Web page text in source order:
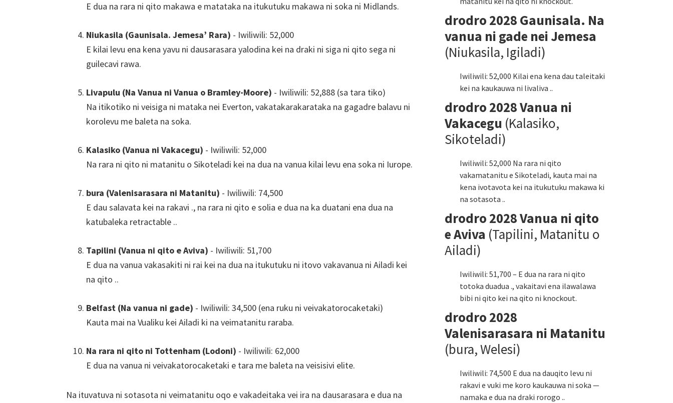
E dua na rara ni qito makawa e matataka na itukutuku makawa ni soka ni Midlands.
Niukasila (Gaunisala. Jemesa’ Rara) - Iwiliwili: 52,000
E kilai levu ena kena yavu ni dausarasara yalodina kei na draki ni siga ni qito sega ni
guilecavi rawa.
Livapulu (Na Vanua ni Vanua o Bramley-Moore) - Iwiliwili: 52,888 (sa tara tiko)
Na itikotiko ni veisiga ni mataka nei Everton, vakatakarakarataka na gagadre balavu ni
korolevu me baleta na soka.
Kalasiko (Vanua ni Vakacegu) - Iwiliwili: 52,000
Na rara ni qito ni matanitu o Sikoteladi kei na dua na vanua kilai levu ena soka ni Iurope.
bura (Valenisarasara ni Matanitu) - Iwiliwili: 74,500
E dau salavata kei na rakavi ., na rara ni qito e solia e dua na ka duatani ena dua na
katubaleka retractable ..
Tapilini (Vanua ni qito e Aviva) - Iwiliwili: 51,700
E dua na vanua vakasakiti ni rai kei na dua na itukutuku ni itovo vakavanua ni Ailadi kei
na qito ..
Belfast (Na vanua ni gade) - Iwiliwili: 34,500 (ena ruku ni veivakatorocaketaki)
Kauta mai na Vualiku kei Ailadi ki na veimatanitu raraba.
Na rara ni qito ni Tottenham (Lodoni) - Iwiliwili: 62,000
E dua na vanua ni veivakatorocaketaki e tara me baleta na veisisivi elite.
Na ituvatuva ni sotasota ni veimatanitu oqo e vakadeitaka vei ira na dausarasara e dua na
drodro 2028 Gaunisala. Na
vanua ni gade nei Jemesa
(Niukasila, Igiladi)
Iwiliwili: 52,000 Kilai ena kena dau taleitaki
kei na kaukauwa ni livaliva ..
drodro 2028 Vanua ni
Vakacegu (Kalasiko,
Sikoteladi)
Iwiliwili: 52,000 Na rara ni qito
vakamatanitu e Sikoteladi, kauta mai na
kena ivotavota kei na itukutuku makawa ki
na sotasota ..
drodro 2028 Vanua ni qito
e Aviva (Tapilini, Matanitu o
Ailadi)
Iwiliwili: 51,700 – E dua na rara ni qito
totoka duadua ., vakaitavi ena ilawalawa
bibi ni qito kei na qito ni knockout.
drodro 2028
Valenisarasara ni Matanitu
(bura, Welesi)
Iwiliwili: 74,500 E dua na dauqito levu ni
rakavi e vuki me koro kaukauwa ni soka —
namaka e dua na draki rorogo ..